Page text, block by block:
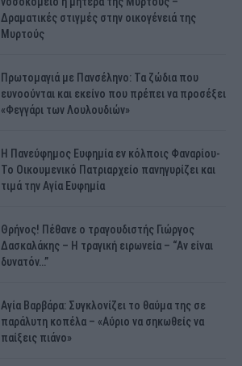
Δραματικές στιγμές στην οικογένειά της
Μυρτούς
Πρωτομαγιά με Πανσέληνο: Τα ζώδια που
ευνοούνται και εκείνο που πρέπει να προσέξει
«Φεγγάρι των Λουλουδιών»
H Πανεύφημος Ευφημία εν κόλποις Φαναρίου-
Το Οικουμενικό Πατριαρχείο πανηγυρίζει και
τιμά την Αγία Ευφημία
Θρήνος! Πέθανε ο τραγουδιστής Γιώργος
Δασκαλάκης – Η τραγική ειρωνεία – “Αν είναι
δυνατόν…”
Αγία Βαρβάρα: Συγκλονίζει το θαύμα της σε
παράλυτη κοπέλα – «Αύριο να σηκωθείς να
παίξεις πιάνο»